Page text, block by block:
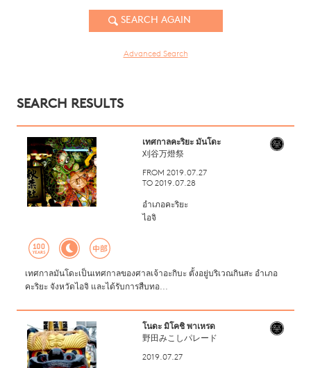
Advanced Search
SEARCH RESULTS
เทศกาลคะริยะ มันโดะ
刈谷万燈祭
FROM 2019.07.27
TO 2019.07.28
อำเภอคะริยะ
ไอจิ
เทศกาลมันโดะเป็นเทศกาลของศาลเจ้าอะกิบะ ตั้งอยู่บริเวณกินสะ อำเภอ
คะริยะ จังหวัดไอจิ และได้รับการสืบทอ...
โนดะ มิโคชิ พาเหรด
野田みこしパレード
2019.07.27